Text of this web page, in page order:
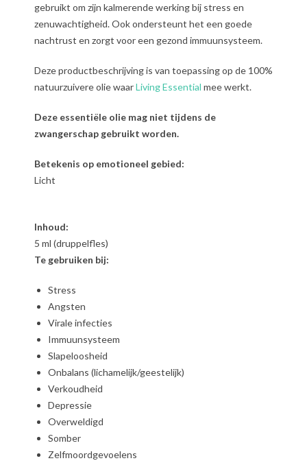
gebruikt om zijn kalmerende werking bij stress en
zenuwachtigheid. Ook ondersteunt het een goede
nachtrust en zorgt voor een gezond immuunsysteem.
Deze productbeschrijving is van toepassing op de 100%
natuurzuivere olie waarLiving Essential mee werkt.
Deze essentiële olie mag niet tijdens de
zwangerschap gebruikt worden.
Betekenis op emotioneel gebied:
Licht
Inhoud:
5 ml (druppelfles)
Te gebruiken bij:
Stress
Angsten
Virale infecties
Immuunsysteem
Slapeloosheid
Onbalans (lichamelijk/geestelijk)
Verkoudheid
Depressie
Overweldigd
Somber
Zelfmoordgevoelens